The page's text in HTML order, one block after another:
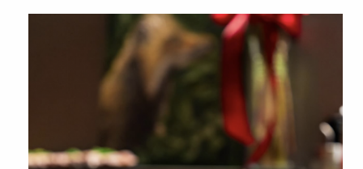
Meistarklases
Par mums